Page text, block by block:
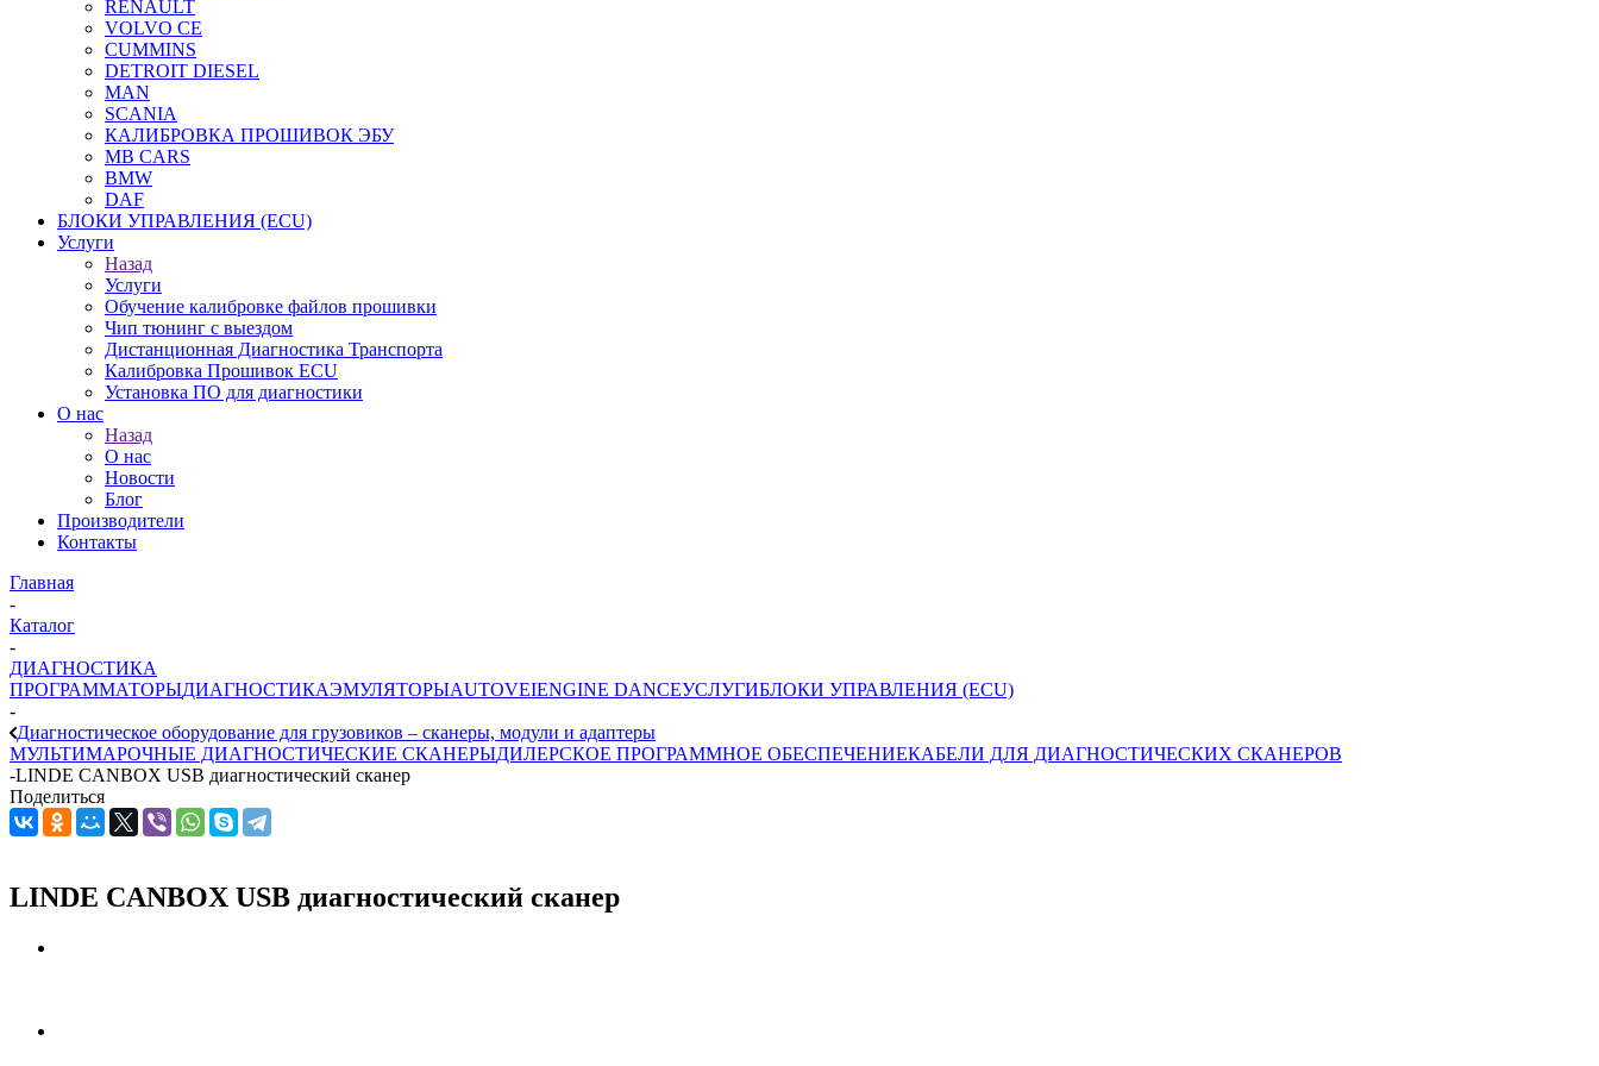
RENAULT
VOLVO CE
CUMMINS
DETROIT DIESEL
MAN
SCANIA
КАЛИБРОВКА ПРОШИВОК ЭБУ
MB CARS
BMW
DAF
БЛОКИ УПРАВЛЕНИЯ (ECU)
Услуги
Назад
Услуги
Обучение калибровке файлов прошивки
Чип тюнинг с выездом
Дистанционная Диагностика Транспорта
Калибровка Прошивок ECU
Установка ПО для диагностики
О нас
Назад
О нас
Новости
Блог
Производители
Контакты
Главная
-
Каталог
-
ДИАГНОСТИКА
ПРОГРАММАТОРЫДИАГНОСТИКАЭМУЛЯТОРЫAUTOVEIENGINE DANCEУСЛУГИБЛОКИ УПРАВЛЕНИЯ (ECU)
-
Диагностическое оборудование для грузовиков – сканеры, модули и адаптеры
МУЛЬТИМАРОЧНЫЕ ДИАГНОСТИЧЕСКИЕ СКАНЕРЫДИЛЕРСКОЕ ПРОГРАММНОЕ ОБЕСПЕЧЕНИЕКАБЕЛИ ДЛЯ ДИАГНОСТИЧЕСКИХ СКАНЕРОВ
-LINDE CANBOX USB диагностический сканер
Поделиться
LINDE CANBOX USB диагностический сканер